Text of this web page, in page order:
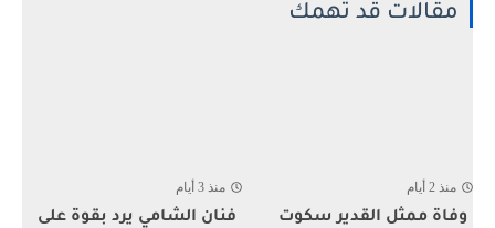
مقالات قد تهمك
منذ 2 أيام
وفاة ممثل القدير سكوت
منذ 3 أيام
فنان الشامي يرد بقوة على